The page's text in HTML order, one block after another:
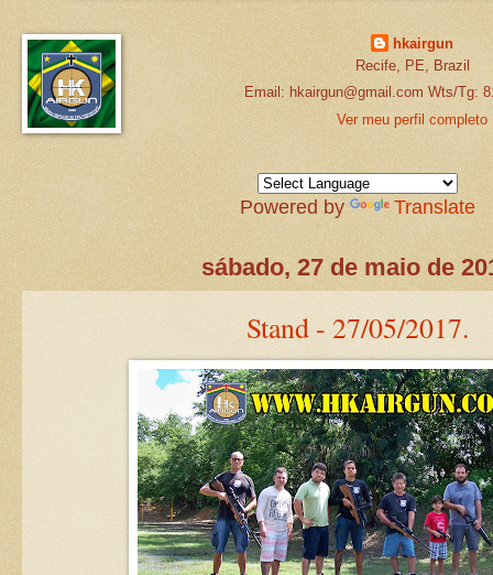
hkairgun
Recife, PE, Brazil
Email: hkairgun@gmail.com Wts/Tg:
Ver meu perfil completo
Powered by Translate
sábado, 27 de maio de
Stand - 27/05/2017.